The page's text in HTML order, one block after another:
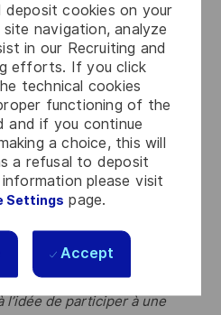
cookies on your
navigation, analyze
in our Recruiting and
efforts. If you click
technical cookies
functioning of the
and if you continue
a choice, this will
a refusal to deposit
please visit
Settings page.
Accept
d’esprit, de capacité à
et êtes à l'écoute des
dans votre domaine pour
?
équipe , dans un environnement
activités d’une entité qui
technique et humain
ce poste est fait pour vous
l’idée de participer à une